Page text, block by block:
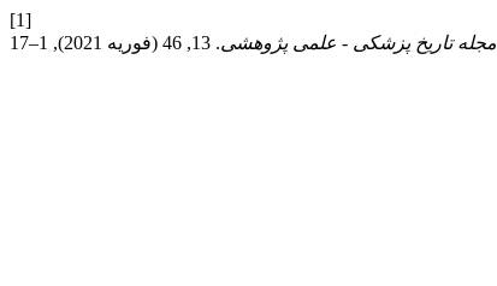
[1]
مجله تاریخ پزشکی - علمی پژوهشی